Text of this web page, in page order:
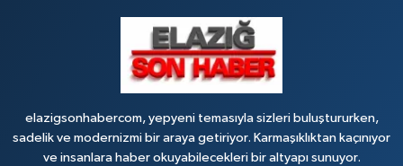
elazigsonhabercom, yepyeni temasıyla sizleri buluştururken,
sadelik ve modernizmi bir araya getiriyor. Karmaşıklıktan kaçınıyor
ve insanlara haber okuyabilecekleri bir altyapı sunuyor.